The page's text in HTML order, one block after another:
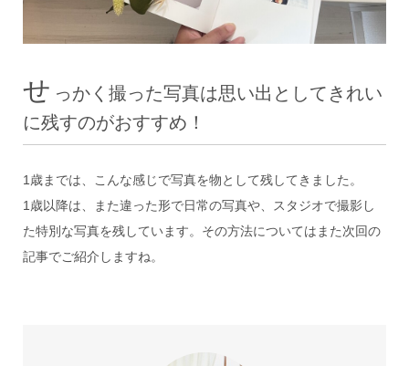
せ っかく撮った写真は思い出としてきれい
に残すのがおすすめ！
1歳までは、こんな感じで写真を物として残してきました。
1歳以降は、また違った形で日常の写真や、スタジオで撮影し
た特別な写真を残しています。その方法についてはまた次回の
記事でご紹介しますね。